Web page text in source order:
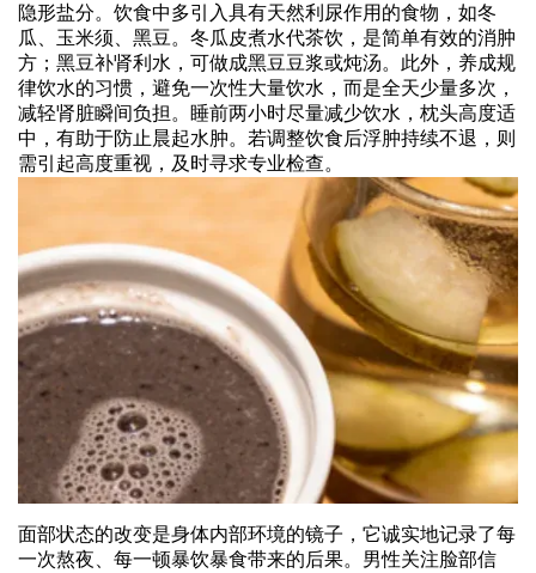
隐形盐分。饮食中多引入具有天然利尿作用的食物，如冬
瓜、玉米须、黑豆。冬瓜皮煮水代茶饮，是简单有效的消肿
方；黑豆补肾利水，可做成黑豆豆浆或炖汤。此外，养成规
律饮水的习惯，避免一次性大量饮水，而是全天少量多次，
减轻肾脏瞬间负担。睡前两小时尽量减少饮水，枕头高度适
中，有助于防止晨起水肿。若调整饮食后浮肿持续不退，则
需引起高度重视，及时寻求专业检查。
面部状态的改变是身体内部环境的镜子，它诚实地记录了每
一次熬夜、每一顿暴饮暴食带来的后果。男性关注脸部信